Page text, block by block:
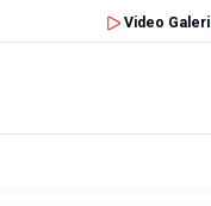
Video Galeri